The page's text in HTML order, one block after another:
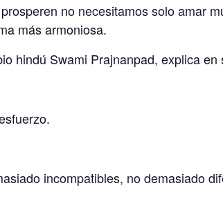
no necesitamos solo amar
más armoniosa.
hindú Swami Prajnanpad, explica en
incompatibles, no demasiado